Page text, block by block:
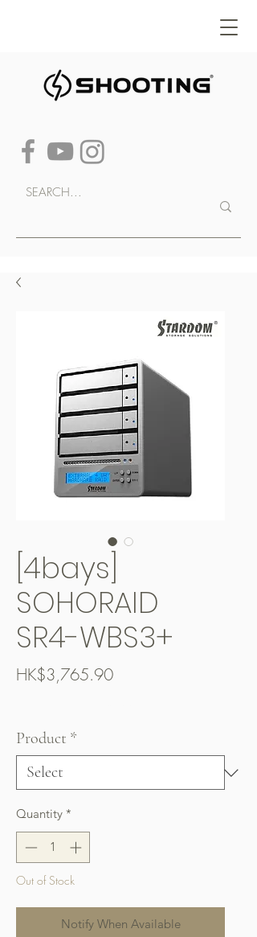
[4bays]
SOHORAID
SR4-WBS3+
HK$3,765.90Price
Product *
Quantity *
Out of Stock
Notify When Available